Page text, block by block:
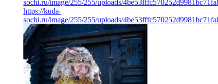
sochi.ru/image/255/255/uploads/
https://kuda-
sochi.ru/image/255/255/uploads/